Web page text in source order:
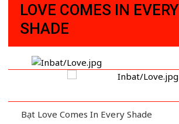
LOVE COMES IN EVERY
SHADE
Bạt Love Comes In Every Shade